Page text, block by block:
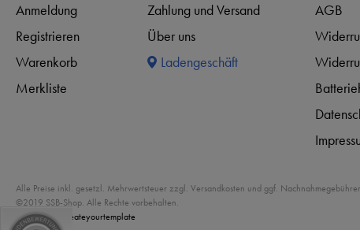
Anmeldung
Registrieren
Warenkorb
Merkliste
Zahlung und Versand
Über uns
Ladengeschäft
AGB
Alle Preise inkl. gesetzl. Mehrwertsteuer zzgl. Versandkosten und ggf.
©2019 SSB-Shop. Alle Rechte vorbehalten.
Powered by
createyourtemplate